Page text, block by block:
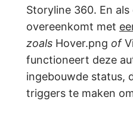
Storyline 360. En
overeenkomt met
zoals Hover.png of
functioneert deze
ingebouwde status,
triggers te maken